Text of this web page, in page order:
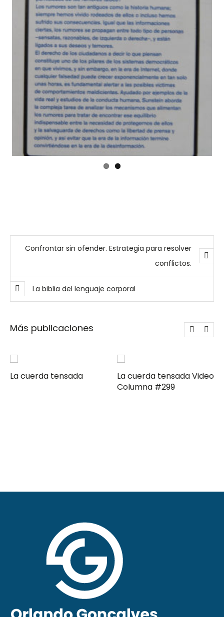
Next
Confrontar sin ofender. Estrategia para resolver
conflictos.
La biblia del lenguaje corporal
Más publicaciones
La cuerda tensada
La cuerda tensada Video
Columna #299